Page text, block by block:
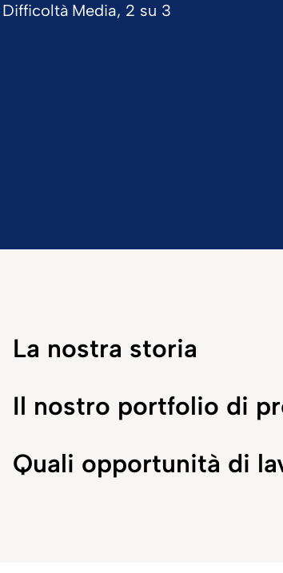
Difficoltà Media, 2 su 3
La nostra storia
Il nostro portfolio di
Quali opportunità di